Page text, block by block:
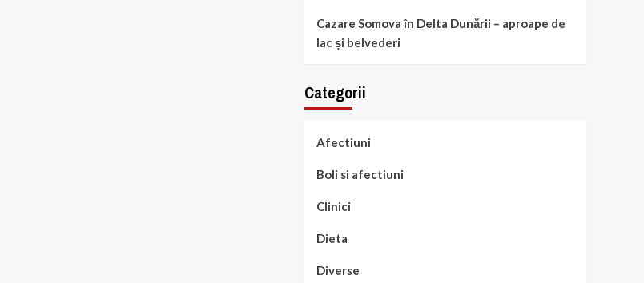
Cazare Somova în Delta Dunării – aproape de
lac și belvederi
Categorii
Afectiuni
Boli si afectiuni
Clinici
Dieta
Diverse